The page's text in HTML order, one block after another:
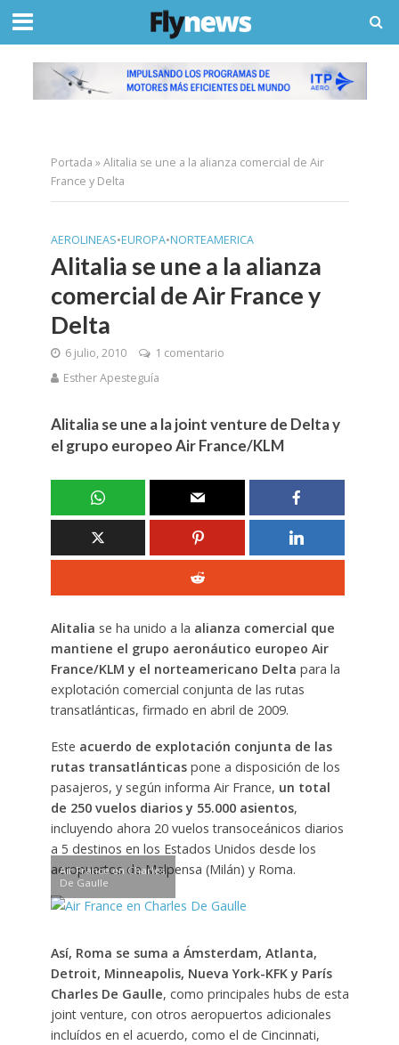
Portada »Alitalia se une a la alianza comercial de Air
France y Delta
AEROLINEAS•EUROPA•NORTEAMERICA
Alitalia se une a la alianza
comercial de Air France y
Delta
6 julio, 2010
1 comentario
Esther Apesteguía
Alitalia se une a la joint venture de Delta y
el grupo europeo Air France/KLM
Alitalia se ha unido a la alianza comercial que
mantiene el grupo aeronáutico europeo Air
France/KLM y el norteamericano Delta para la
explotación comercial conjunta de las rutas
transatlánticas, firmado en abril de 2009.
Este acuerdo de explotación conjunta de las
rutas transatlánticaspone a disposición de los
pasajeros, y según informa Air France, un total
de 250 vuelos diarios y 55.000 asientos,
incluyendo ahora 20 vuelos transoceánicos diarios
a 5 destinos en los Estados Unidos desde los
aeropuertos de Malpensa (Milán) y Roma.
Air France en Charles
De Gaulle
Así, Roma se suma a Ámsterdam, Atlanta,
Detroit, Minneapolis, Nueva York-KFK y París
Charles De Gaulle, como principales hubs de esta
joint venture, con otros aeropuertos adicionales
incluídos en el acuerdo, como el de Cincinnati,